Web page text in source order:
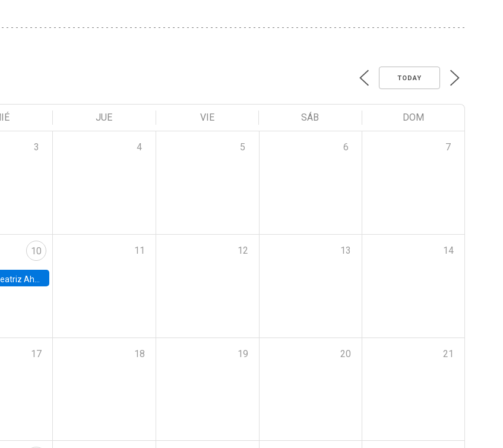
TODAY
JUE VIE SÁB DOM
3 4 5 6 7
10
PhD candidate, Universidad de Pittsburgh
11 12 13 14
17 18 19 20 21